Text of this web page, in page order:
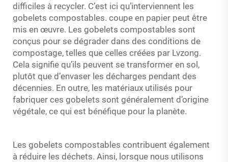
difficiles à recycler. C’est ici qu’interviennent les
gobelets compostables. coupe en papier peut être
mis en œuvre. Les gobelets compostables sont
conçus pour se dégrader dans des conditions de
compostage, telles que celles créées par Lvzong.
Cela signifie qu’ils peuvent se transformer en sol,
plutôt que d’envaser les décharges pendant des
décennies. En outre, les matériaux utilisés pour
fabriquer ces gobelets sont généralement d’origine
végétale, ce qui est bénéfique pour la planète.
Les gobelets compostables contribuent également
à réduire les déchets. Ainsi, lorsque nous utilisons